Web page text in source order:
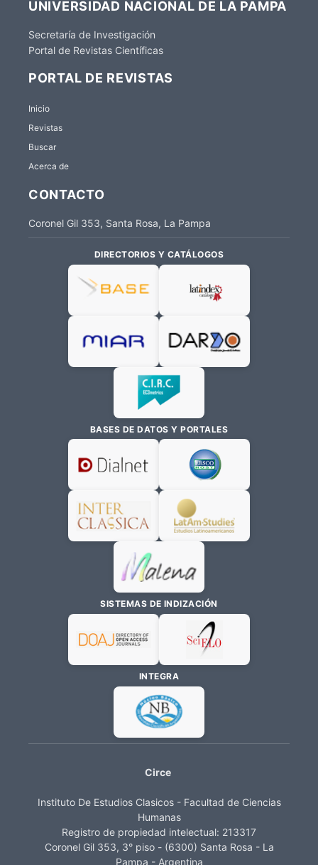
UNIVERSIDAD NACIONAL DE LA PAMPA
Secretaría de Investigación
Portal de Revistas Científicas
PORTAL DE REVISTAS
Inicio
Revistas
Buscar
Acerca de
CONTACTO
Coronel Gil 353, Santa Rosa, La Pampa
DIRECTORIOS Y CATÁLOGOS
BASES DE DATOS Y PORTALES
SISTEMAS DE INDIZACIÓN
INTEGRA
Circe
Instituto De Estudios Clasicos - Facultad de Ciencias
Humanas
Registro de propiedad intelectual: 213317
Coronel Gil 353, 3° piso - (6300) Santa Rosa - La
Pampa - Argentina